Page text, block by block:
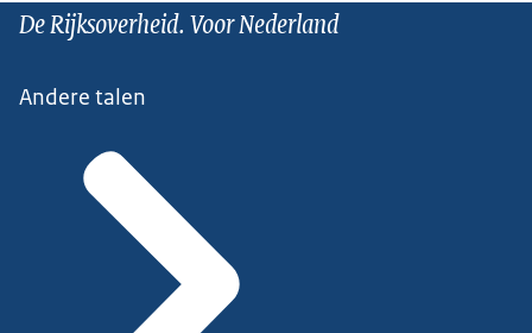
De Rijksoverheid. Voor Nederland
Andere talen